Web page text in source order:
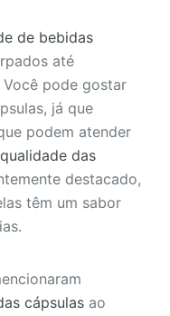
de bebidas
até
pode gostar
já que
podem atender
qualidade das
destacado,
têm um sabor
cápsulas ao